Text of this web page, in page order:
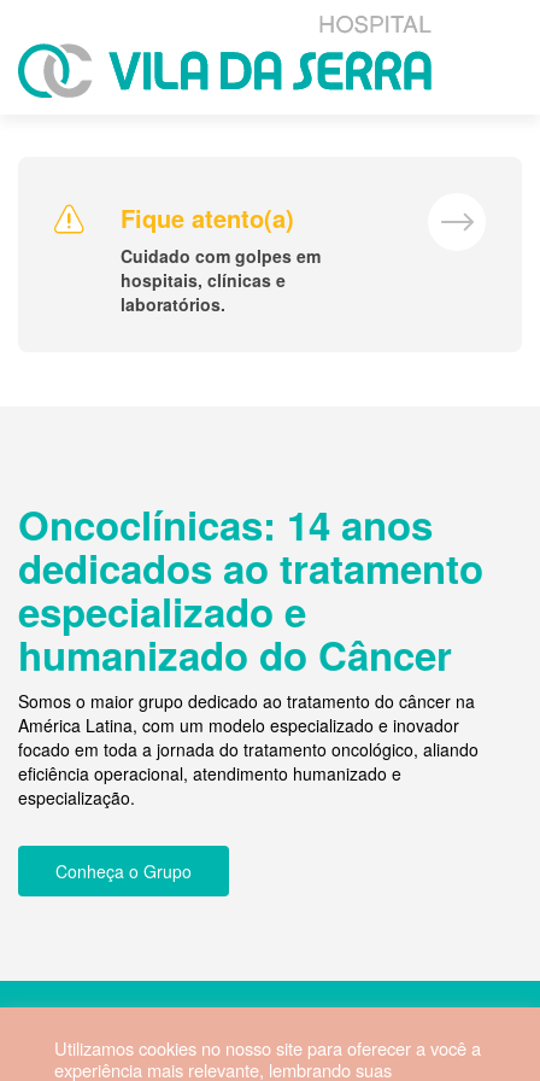
Fique atento(a)
Cuidado com golpes em
hospitais, clínicas e
laboratórios.
Oncoclínicas: 14 anos
dedicados ao tratamento
especializado e
humanizado do Câncer
Somos o maior grupo dedicado ao tratamento do câncer na
América Latina, com um modelo especializado e inovador
focado em toda a jornada do tratamento oncológico, aliando
eficiência operacional, atendimento humanizado e
especialização.
Conheça o Grupo
Utilizamos cookies no nosso site para oferecer a você a
experiência mais relevante, lembrando suas